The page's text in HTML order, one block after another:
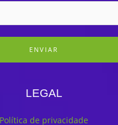
ENVIAR
LEGAL
Política de privacidade